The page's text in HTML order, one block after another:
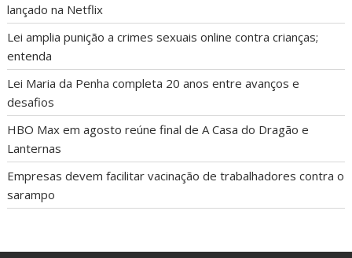
lançado na Netflix
Lei amplia punição a crimes sexuais online contra crianças;
entenda
Lei Maria da Penha completa 20 anos entre avanços e
desafios
HBO Max em agosto reúne final de A Casa do Dragão e
Lanternas
Empresas devem facilitar vacinação de trabalhadores contra o
sarampo